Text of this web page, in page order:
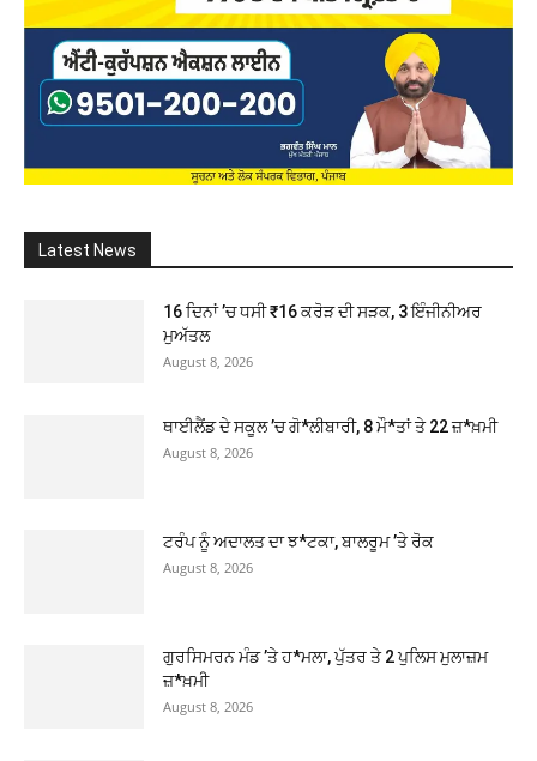
Latest News
16 ਦਿਨਾਂ ’ਚ ਧਸੀ ₹16 ਕਰੋੜ ਦੀ ਸੜਕ, 3 ਇੰਜੀਨੀਅਰ
ਮੁਅੱਤਲ
August 8, 2026
ਥਾਈਲੈਂਡ ਦੇ ਸਕੂਲ ’ਚ ਗੋ*ਲੀਬਾਰੀ, 8 ਮੌ*ਤਾਂ ਤੇ 22 ਜ਼*ਖ਼ਮੀ
August 8, 2026
ਟਰੰਪ ਨੂੰ ਅਦਾਲਤ ਦਾ ਝ*ਟਕਾ, ਬਾਲਰੂਮ ’ਤੇ ਰੋਕ
August 8, 2026
ਗੁਰਸਿਮਰਨ ਮੰਡ ’ਤੇ ਹ*ਮਲਾ, ਪੁੱਤਰ ਤੇ 2 ਪੁਲਿਸ ਮੁਲਾਜ਼ਮ
ਜ਼*ਖ਼ਮੀ
August 8, 2026